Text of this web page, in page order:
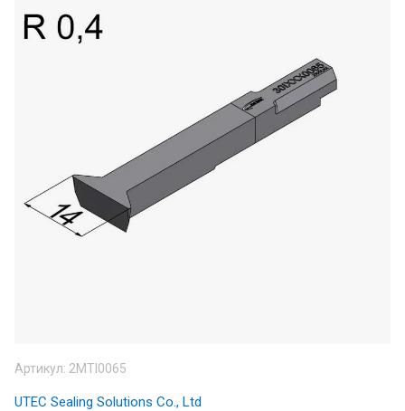
Артикул: 2MTI0065
UTEC Sealing Solutions Co., Ltd